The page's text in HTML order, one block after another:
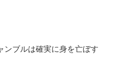
ンブルは確実に身を亡ぼす